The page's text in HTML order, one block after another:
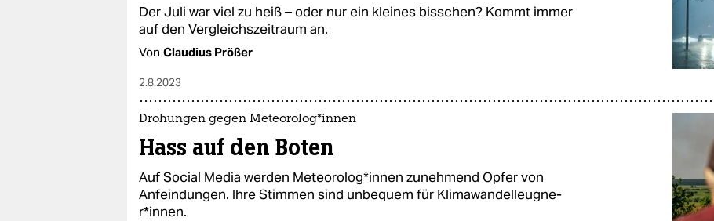
Der Juli war viel zu heiß – oder nur ein kleines bisschen? Kommt immer
auf den Vergleichszeitraum an.
Von Claudius Prößer
2.8.2023
Drohungen gegen Me­teo­ro­lo­g*in­nen
Hass auf den Boten
Auf Social Media werden Me­teo­ro­lo­g*in­nen zunehmend Opfer von
Anfeindungen. Ihre Stimmen sind unbequem für Kli­ma­wan­del­leug­ne­
r*in­nen.